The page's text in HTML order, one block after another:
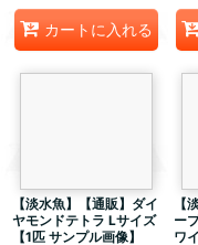
カートに入れる
【淡水魚】【通販】ダイ
ヤモンドテトラ Lサイズ
【1匹 サンプル画像】
【
ー
ワ